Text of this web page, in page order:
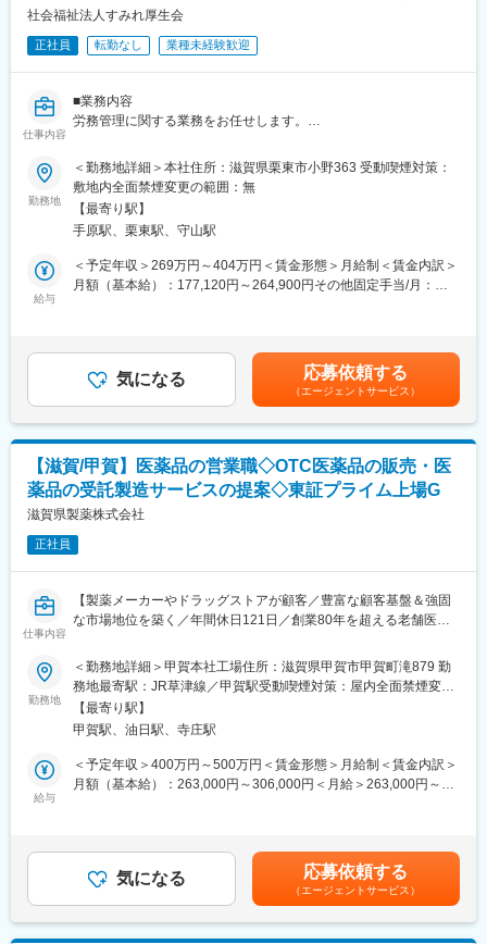
駆けてスウェーデンなどヨーロッパに販売網を拡大してきまし
た。国内だけでなく、海外での売上も安定的に伸びているため経
営が安定しています。
■教育体制：
・約3年間をかけて育成する前提のため、第二新卒・若手の方も安
心してスタートできる環境です。
・入社後1～2年目は、基礎から実務まで丁寧にキャッチアップ
し、一人立ちを目指していただきます。
・3年目以降は、業務の幅を広げながらスキルを高め、中心メンバ
未経験領域があっても段階的に成長できるため、「これからしっ
かりキャリアを築いていきたい」という方にフィットする教育体
制です。
■はたらき方：
最大12連休の取得が可能で、旅行を楽しむスタッフも多いとか！
■先輩社員の声
https://career.heiwado-recruit.jp/people/
■みんなの#平和堂（SNS）
https://www.heiwado.jp/contents/service/sns/post.php
■公式YouTube（平和堂特命GM、西川貴教さん）
https://www.youtube.com/@HEIWADO810
変更の範囲：会社の定める業務
社会福祉法人すみれ厚生会
正社員 転勤なし 業種未経験歓迎
仕事内容
■業務内容
労務管理に関する業務をお任せします。
ポジションとして、組織全体に貢献いただける役割です。
■職務詳細
・給与計算、社会保険手続き、年末調整対応等
・共済会の手続き（退職金、出産、お子様の進学給付金の手続
き）
・職員との連絡調整
■サポート体制
ご入社後は、既存の業務フローに慣れていただきながら、先輩社
得いただけます。
また、他施設の労務担当とも連携しながら知識を深めていただけ
ます。
■ゆくゆくお任せする業務
労務管理の幅広い業務に携わりながら、組織全体の労務環境の改
善提案などにも関わっていただきます。
将来的には、
・人事／総務／経理など管理部門へのキャリアチェンジ
・事務長や副施設長などマネジメントポジション
境です。
■組織体制
協力しながら業務を進めています。
支え合う雰囲気があります。
・スミレ会グループは医療／介護／福祉／教育の4分野で地域社会
へ貢献しています
変更の範囲：会社の定める業務
勤務地
＜勤務地詳細＞本社住所：滋賀県栗東市小野363 受動喫煙対策：
敷地内全面禁煙変更の範囲：無
【最寄り駅】
手原駅、栗東駅、守山駅
給与
＜予定年収＞269万円～404万円＜賃金形態＞月給制＜賃金内訳＞
月額（基本給）：177,120円～264,900円その他固定手当/月：
10,000円・調整手当：0～50,000円・処遇改善：0～20,000円賃金
はあくまでも目安の金額であり、選考を通じて上下する可能性が
あります。月給(月額)は固定手当を含めた表記です。
気になる 応募依頼する
（エージェントサービス）
【滋賀/甲賀】医薬品の営業職◇OTC医薬品の販売・医
薬品の受託製造サービスの提案◇東証プライム上場G
滋賀県製薬株式会社
正社員
仕事内容
【製薬メーカーやドラッグストアが顧客／豊富な顧客基盤＆強固
な市場地位を築く／年間休日121日／創業80年を超える老舗医薬
■概要：
滋賀県製薬はプライム上場企業であるNISSHA株式会社のグルー
プ会社として、医薬品および医薬部外品の製造・製造販売を手掛
けています。主に風邪薬や解熱鎮痛剤などの一般用医薬品
（OTC）において開発製造受託（CDMO）のビジネスモデルで強
固な市場地位を築き、豊富な顧客基盤を有しています。
・大手製薬メーカー・ドラッグストアを中心とした既存顧客との
関係構築および新規顧客開拓
・顧客ニーズのヒアリング、製造受託に関する技術PR
勤務地
＜勤務地詳細＞甲賀本社工場住所：滋賀県甲賀市甲賀町滝879 勤
務地最寄駅：JR草津線／甲賀駅受動喫煙対策：屋内全面禁煙変更
の範囲：無
【最寄り駅】
甲賀駅、油日駅、寺庄駅
給与
＜予定年収＞400万円～500万円＜賃金形態＞月給制＜賃金内訳＞
月額（基本給）：263,000円～306,000円＜月給＞263,000円～
あくまでも目安の金額であり、選考を通じて上下する可能性があ
ります。月給(月額)は固定手当を含めた表記です。
気になる 応募依頼する
（エージェントサービス）